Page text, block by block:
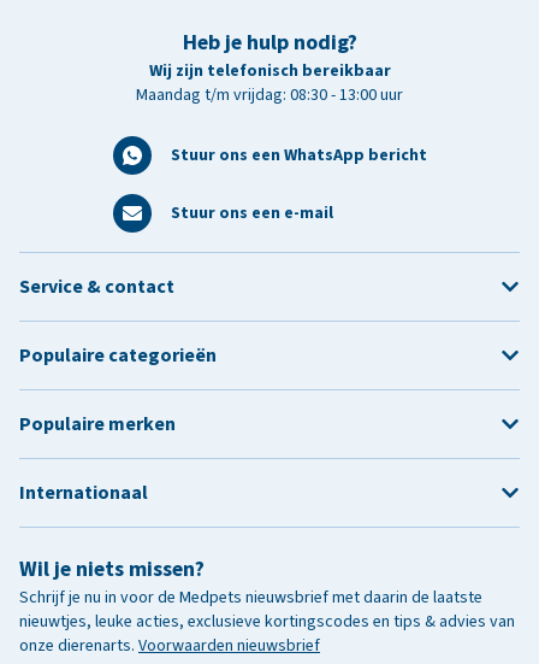
Heb je hulp nodig?
Wij zijn telefonisch bereikbaar
Maandag t/m vrijdag: 08:30 - 13:00 uur
Stuur ons een WhatsApp bericht
Stuur ons een e-mail
Wil je niets missen?
Schrijf je nu in voor de Medpets nieuwsbrief met daarin de laatste
nieuwtjes, leuke acties, exclusieve kortingscodes en tips & advies van
onze dierenarts. Voorwaarden nieuwsbrief
Service & contact
Populaire categorieën
Populaire merken
Internationaal